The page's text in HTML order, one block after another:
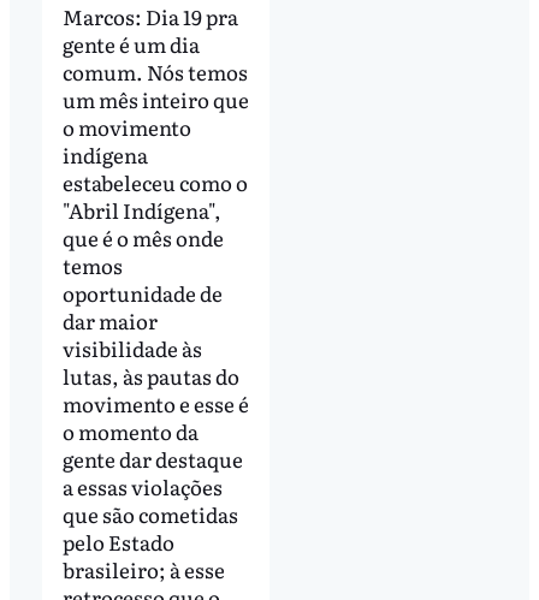
Marcos: Dia 19 pra
gente é um dia
comum. Nós temos
um mês inteiro que
o movimento
indígena
estabeleceu como o
"Abril Indígena",
que é o mês onde
temos
oportunidade de
dar maior
visibilidade às
lutas, às pautas do
movimento e esse é
o momento da
gente dar destaque
a essas violações
que são cometidas
pelo Estado
brasileiro; à esse